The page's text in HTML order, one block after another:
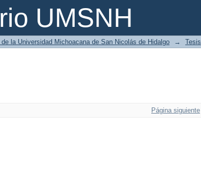
UMSNH
la Universidad Michoacana de San Nicolás de Hidalgo → Tesis
Página siguiente